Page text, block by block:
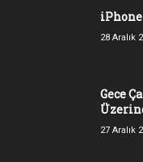
28 Aralık
Gece
27 Aralık